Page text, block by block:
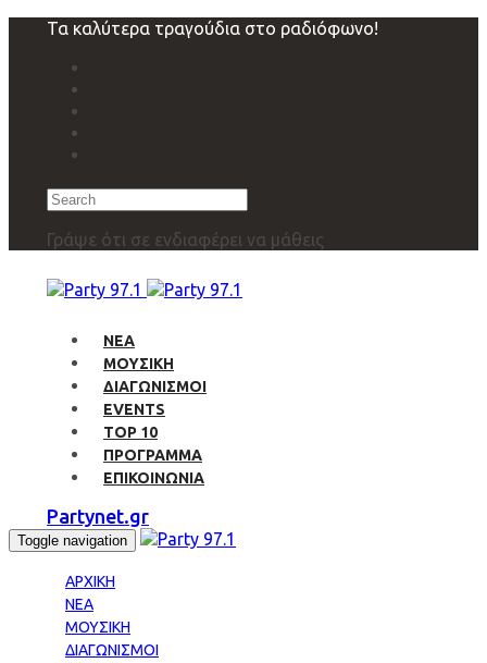
navigation
Τα καλύτερα τραγούδια στο ραδιόφωνο!
Search
Γράψε ότι σε ενδιαφέρει να μάθεις
ΝΕΑ
ΜΟΥΣΙΚΗ
ΔΙΑΓΩΝΙΣΜΟΙ
EVENTS
TOP 10
ΠΡΟΓΡΑΜΜΑ
ΕΠΙΚΟΙΝΩΝΙΑ
Partynet.gr
Toggle navigation
ΑΡΧΙΚΗ
ΝΕΑ
ΜΟΥΣΙΚΗ
ΔΙΑΓΩΝΙΣΜΟΙ